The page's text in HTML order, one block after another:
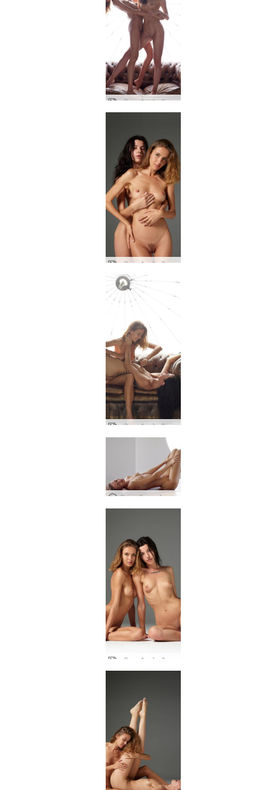
आलिया और ओक्सी की नग्न तस्वीरें
आलिया और ओक्सी नग्न मॉडल
आलिया और ओक्सी महिला फंतासी
एलिया, कीव, यूक्रेन के जीवन में एक दिन